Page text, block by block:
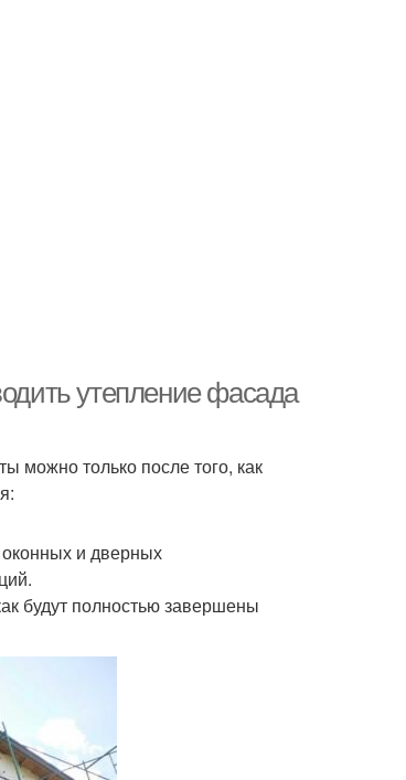
утепление фасада
можно только после того, как
и дверных
будут полностью завершены